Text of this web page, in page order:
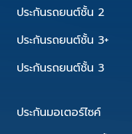
ประกันรถยนต์ชั้น 2
ประกันรถยนต์ชั้น 3+
ประกันรถยนต์ชั้น 3
ประกันมอเตอร์ไซค์